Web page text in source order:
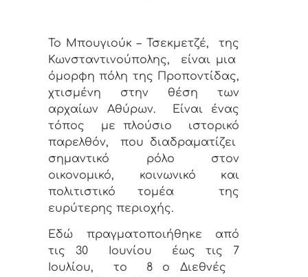
Το Μπουγιούκ – Τσεκμετζέ,
της
Κωνσταντινούπολης,
είναι μια
όμορφη πόλη της Προποντίδας,
χτισμένη στην θέση των
αρχαίων Αθύρων.
Είναι ένας
τόπος
με πλούσιο
ιστορικό
παρελθόν,
που διαδραματίζει
σημαντικό ρόλο στον
οικονομικό, κοινωνικό και
πολιτιστικό τομέα
της
ευρύτερης περιοχής.
Εδώ πραγματοποιήθηκε από
τις 30
Ιουνίου
έως τις 7
Ιουλίου,
το
8 ο Διεθνές